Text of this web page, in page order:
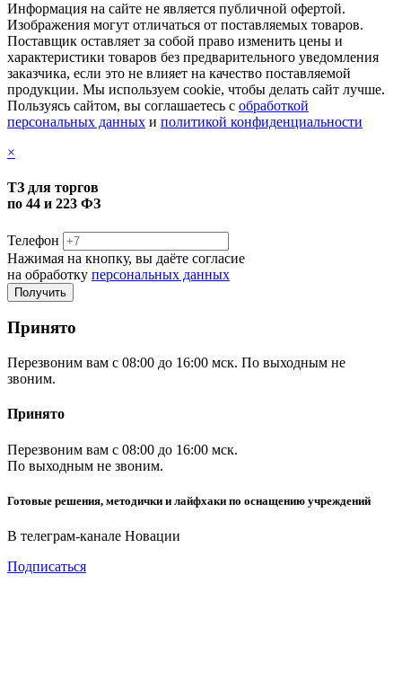
Информация на сайте не является публичной офертой.
Изображения могут отличаться от поставляемых товаров.
Поставщик оставляет за собой право изменить цены и
характеристики товаров без предварительного уведомления
заказчика, если это не влияет на качество поставляемой
продукции. Мы используем cookie, чтобы делать сайт лучше.
Пользуясь сайтом, вы соглашаетесь с обработкой
персональных данных и политикой конфиденциальности
×
ТЗ для торгов
по 44 и 223 ФЗ
Телефон
Нажимая на кнопку, вы даёте согласие
на обработку персональных данных
Принято
Перезвоним вам с 08:00 до 16:00 мск. По выходным не
звоним.
Принято
Перезвоним вам с 08:00 до 16:00 мск.
По выходным не звоним.
Готовые решения, методички и лайфхаки по оснащению учреждений
В телеграм-канале Новации
Подписаться